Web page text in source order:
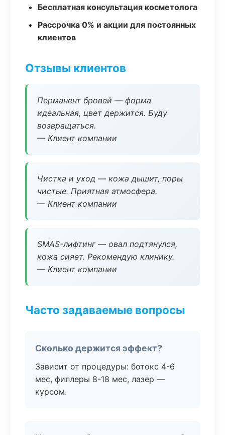
Бесплатная консультация косметолога
Рассрочка 0% и акции для постоянных
клиентов
Отзывы клиентов
Перманент бровей — форма
идеальная, цвет держится. Буду
возвращаться.
— Клиент компании
Чистка и уход — кожа дышит, поры
чистые. Приятная атмосфера.
— Клиент компании
SMAS-лифтинг — овал подтянулся,
кожа сияет. Рекомендую клинику.
— Клиент компании
Часто задаваемые вопросы
Сколько держится эффект?
Зависит от процедуры: ботокс 4-6
мес, филлеры 8-18 мес, лазер —
курсом.